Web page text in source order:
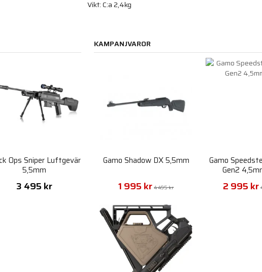
Vikt: C:a 2,4kg
Ops Sniper Luftgevär
5,5mm
3 495 kr
KAMPANJVAROR
Gamo Shadow DX 5,5mm
1 995 kr 4 495 kr
Gamo
Gen2
2 995 kr